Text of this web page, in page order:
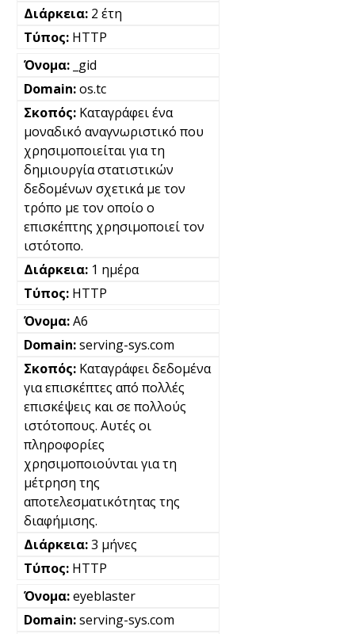
2 έτη
HTTP
_gid
os.tc
Καταγράφει ένα
μοναδικό αναγνωριστικό που
χρησιμοποιείται για τη
δημιουργία στατιστικών
δεδομένων σχετικά με τον
τρόπο με τον οποίο ο
επισκέπτης χρησιμοποιεί τον
ιστότοπο.
1 ημέρα
HTTP
A6
serving-sys.com
Καταγράφει δεδομένα
για επισκέπτες από πολλές
επισκέψεις και σε πολλούς
ιστότοπους. Αυτές οι
πληροφορίες
χρησιμοποιούνται για τη
μέτρηση της
αποτελεσματικότητας της
διαφήμισης.
3 μήνες
HTTP
eyeblaster
serving-sys.com